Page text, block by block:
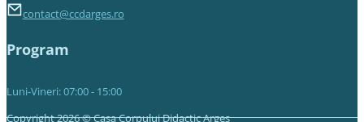
contact@ccdarges.ro
Program
Luni-Vineri: 07:00 - 15:00
Copyright 2026 © Casa Corpului Didactic Argeș